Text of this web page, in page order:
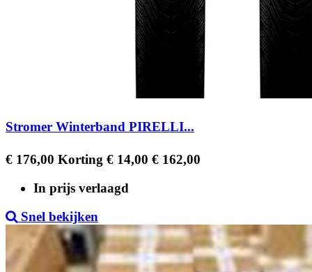
Stromer Winterband PIRELLI...
Regular
€ 176,00 Korting € 14,00 Prijs
€ 162,00
In prijs verlaagd
Snel bekijken